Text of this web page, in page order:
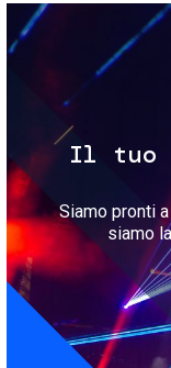
Il tuo
Siamo pronti
siamo